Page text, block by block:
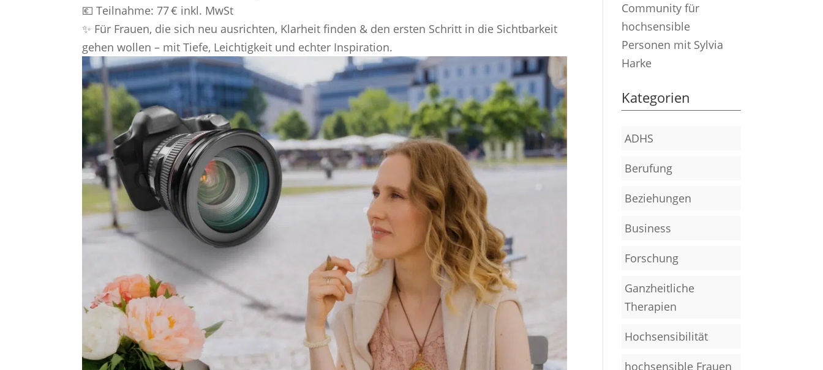
💶 Teilnahme: 77 € inkl. MwSt
✨ Für Frauen, die sich neu ausrichten, Klarheit finden & den ersten Schritt in die Sichtbarkeit
gehen wollen – mit Tiefe, Leichtigkeit und echter Inspiration.
Community für
hochsensible
Personen mit Sylvia
Harke
Kategorien
ADHS
Berufung
Beziehungen
Business
Forschung
Ganzheitliche
Therapien
Hochsensibilität
hochsensible Frauen